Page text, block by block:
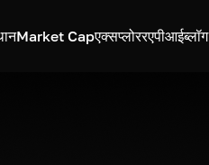
Market Capएक्सप्लोररएपीआईब्लॉग